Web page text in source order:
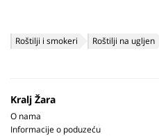
Roštilji i smokeri Roštilji na ugljen
Kralj Žara
O nama
Informacije o poduzeću